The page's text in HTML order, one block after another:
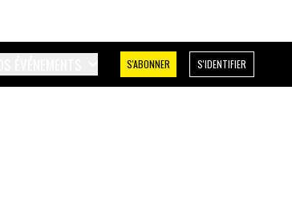
S'ABONNER S'IDENTIFIER